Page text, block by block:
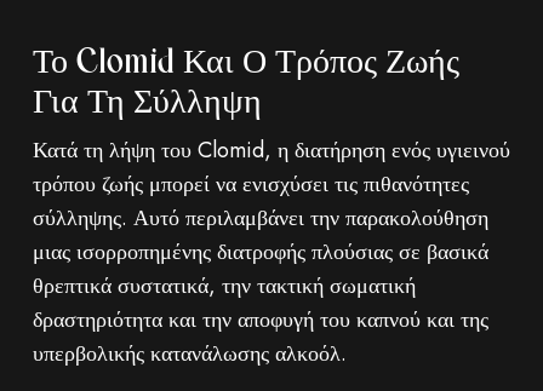
Το Clomid Και Ο Τρόπος Ζωής
Για Τη Σύλληψη
Κατά τη λήψη του Clomid, η διατήρηση ενός υγιεινού
τρόπου ζωής μπορεί να ενισχύσει τις πιθανότητες
σύλληψης. Αυτό περιλαμβάνει την παρακολούθηση
μιας ισορροπημένης διατροφής πλούσιας σε βασικά
θρεπτικά συστατικά, την τακτική σωματική
δραστηριότητα και την αποφυγή του καπνού και της
υπερβολικής κατανάλωσης αλκοόλ.